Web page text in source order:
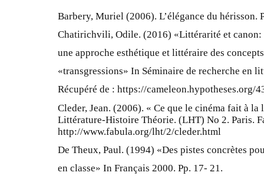
Barbery, Muriel (2006). L’élégance du hérisson.
Chatirichvili, Odile. (2016) «Littérarité et canon:
une approche esthétique et littéraire des
«transgressions» In Séminaire de recherche en
Récupéré de : https://cameleon.hypotheses.org/
Cleder, Jean. (2006). « Ce que le cinéma fait à
Littérature-Histoire Théorie. (LHT) No 2. Paris.
http://www.fabula.org/lht/2/cleder.html
De Theux, Paul. (1994) «Des pistes concrètes
en classe» In Français 2000. Pp. 17- 21.